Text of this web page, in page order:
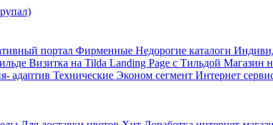
портал Фирменные Недорогие каталоги
Визитка на Tilda Landing Page с Тильдой Магазин
адаптив Технические Эконом сегмент Интернет